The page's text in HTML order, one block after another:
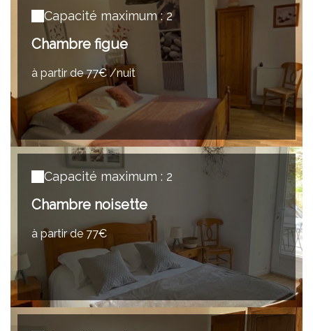
Capacité maximum : 2
Chambre figue
à partir de 77€ /nuit
Capacité maximum : 2
Chambre noisette
à partir de 77€